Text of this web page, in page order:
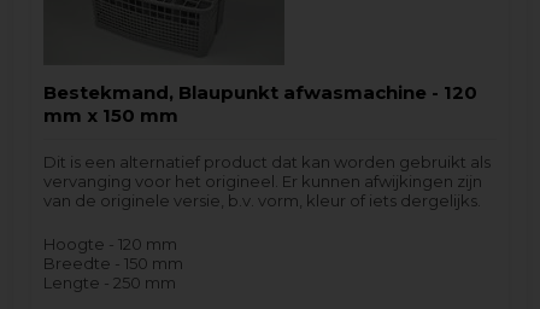
Bestekmand, Blaupunkt afwasmachine - 120
mm x 150 mm
Dit is een alternatief product dat kan worden gebruikt als
vervanging voor het origineel. Er kunnen afwijkingen zijn
van de originele versie, b.v. vorm, kleur of iets dergelijks.
Hoogte - 120 mm
Breedte - 150 mm
Lengte - 250 mm